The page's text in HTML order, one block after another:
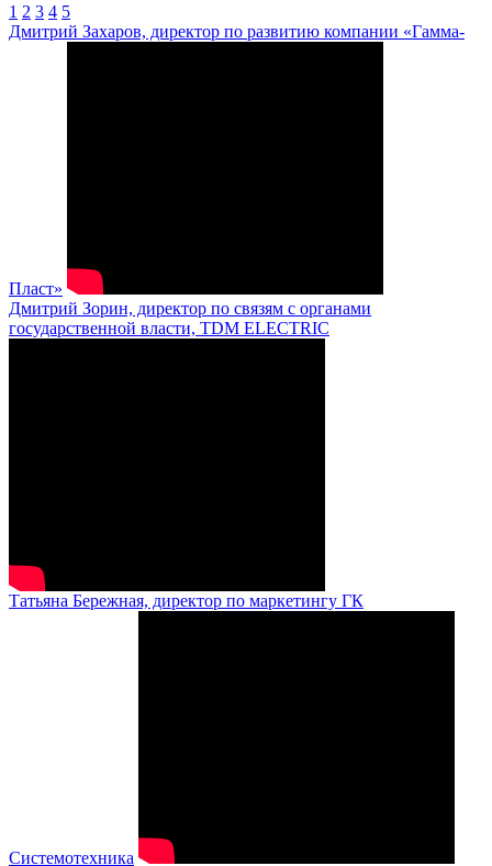
1 2 3 4 5
Дмитрий Захаров, директор по развитию компании «Гамма-
Пласт»
Дмитрий Зорин, директор по связям с органами
государственной власти, TDM ELECTRIC
Татьяна Бережная, директор по маркетингу ГК
Системотехника